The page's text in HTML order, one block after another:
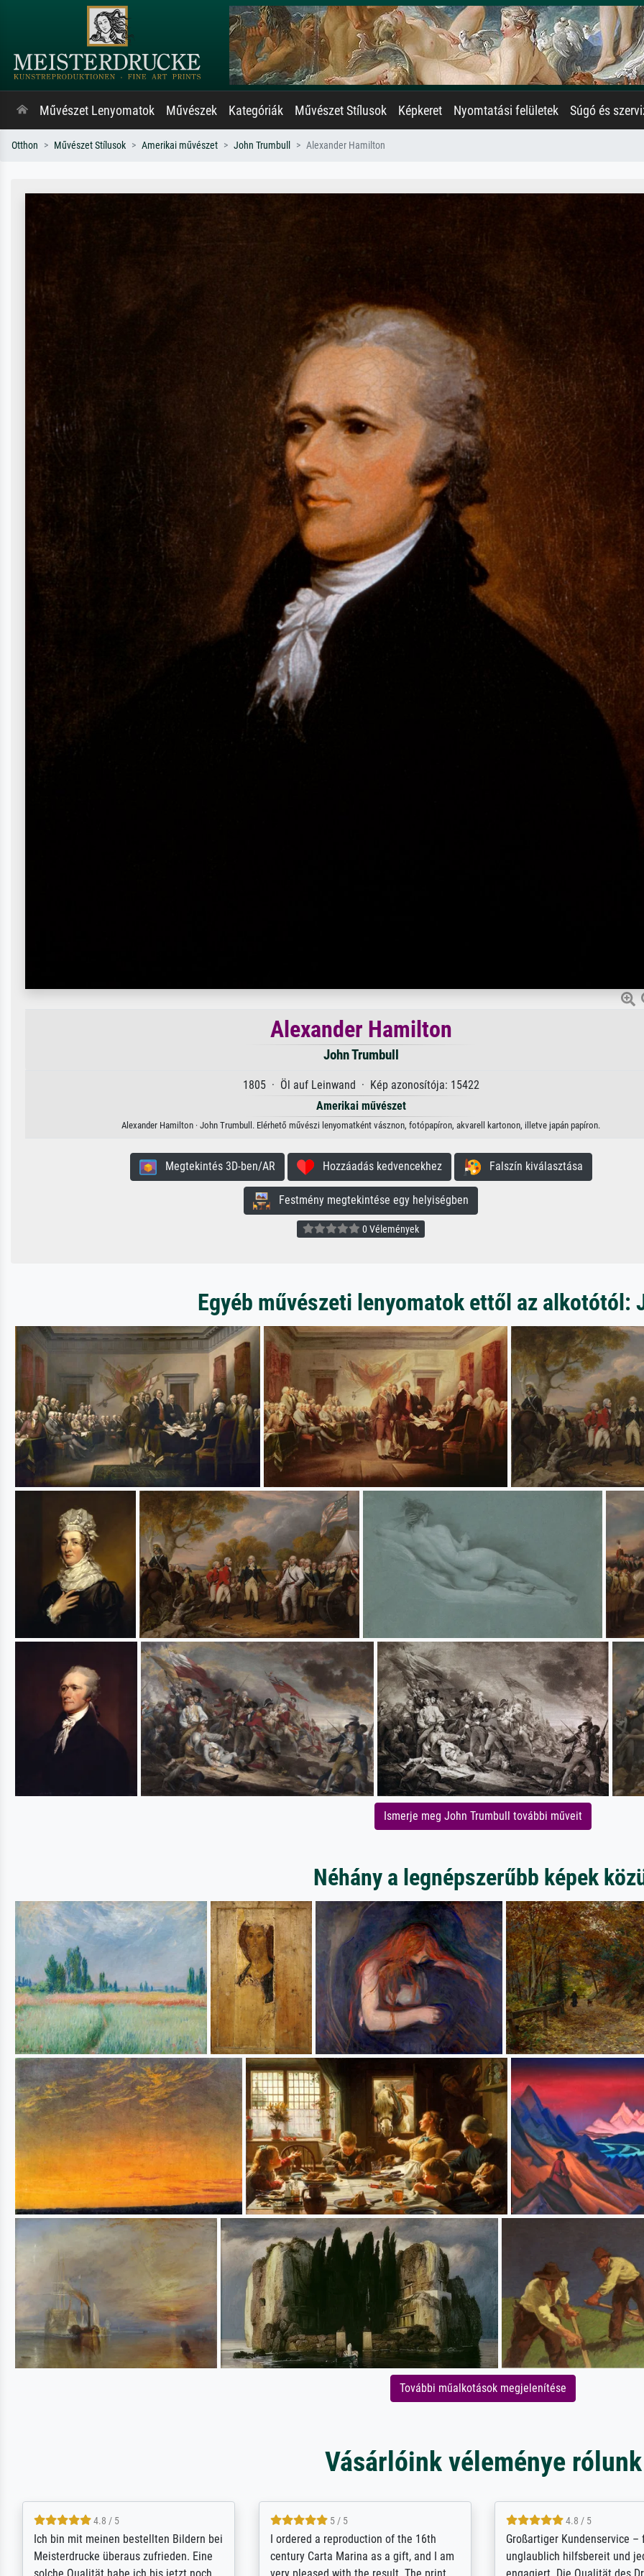
Művészet Lenyomatok Művészek Kategóriák Művészet Stílusok Képkeret Nyomtatási felületek Súgó és
Otthon Művészet Stílusok Amerikai művészet John Trumbull Alexander Hamilton
Alexander Hamilton
John Trumbull
1805 · Öl auf Leinwand · Kép azonosítója: 15422
Amerikai művészet
Alexander Hamilton · John Trumbull. Elérhető művészi lenyomatként vásznon, fotópapíron, akvarell kartonon, illetve japán papíron.
Megtekintés 3D-ben/AR Hozzáadás kedvencekhez Falszín kiválasztása
Festmény megtekintése egy helyiségben
0 Vélemények
Egyéb művészeti lenyomatok ettől az alkotótól:
Ismerje meg John Trumbull további műveit
Néhány a legnépszerűbb képek
További műalkotások megjelenítése
Vásárlóink véleménye rólunk
5 / 5
Rundum positive Erfahrung. Die
Ausführung des Auftrags hat eine Weile
5 / 5
The team at Meisterdrucke strives to
meet its clients demands, and provides
5 / 5
Outstanding quality and
support. - the quality of the